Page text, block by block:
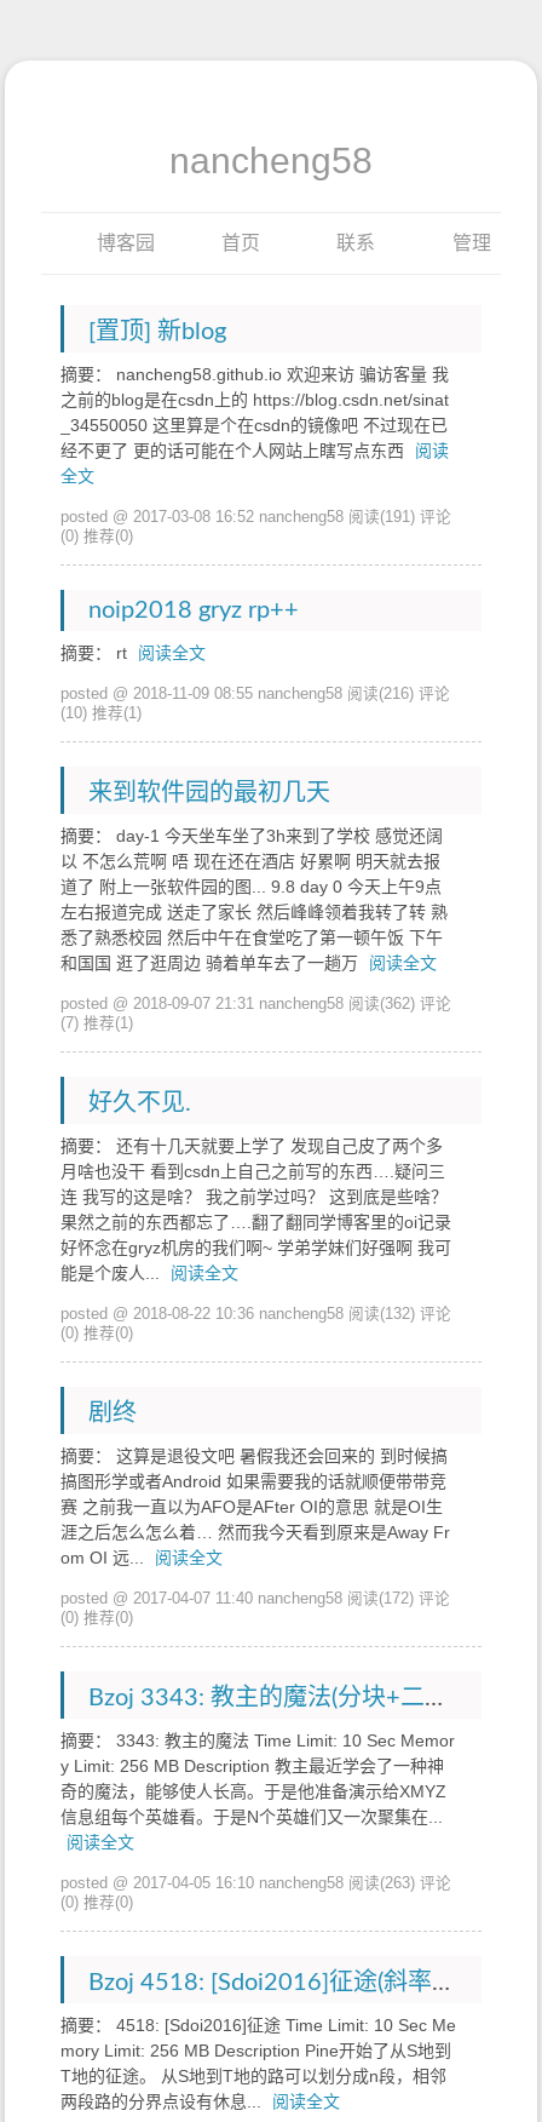
nancheng58
博客园 首页 联系 管理
[置顶] 新blog
摘要： nancheng58.github.io 欢迎来访 骗访客量 我
之前的blog是在csdn上的 https://blog.csdn.net/sinat
_34550050 这里算是个在csdn的镜像吧 不过现在已
经不更了 更的话可能在个人网站上瞎写点东西
阅读
全文
posted @ 2017-03-08 16:52 nancheng58 阅读(191) 评论
(0) 推荐(0)
noip2018 gryz rp++
摘要： rt 阅读全文
posted @ 2018-11-09 08:55 nancheng58 阅读(216) 评论
(10) 推荐(1)
来到软件园的最初几天
摘要： day-1 今天坐车坐了3h来到了学校 感觉还阔
以 不怎么荒啊 唔 现在还在酒店 好累啊 明天就去报
道了 附上一张软件园的图... 9.8 day 0 今天上午9点
左右报道完成 送走了家长 然后峰峰领着我转了转 熟
悉了熟悉校园 然后中午在食堂吃了第一顿午饭 下午
和国国 逛了逛周边 骑着单车去了一趟万
阅读全文
posted @ 2018-09-07 21:31 nancheng58 阅读(362) 评论
(7) 推荐(1)
好久不见.
摘要： 还有十几天就要上学了 发现自己皮了两个多
月啥也没干 看到csdn上自己之前写的东西….疑问三
连 我写的这是啥？ 我之前学过吗？ 这到底是些啥？
果然之前的东西都忘了….翻了翻同学博客里的oi记录
好怀念在gryz机房的我们啊~ 学弟学妹们好强啊 我可
能是个废人...
阅读全文
posted @ 2018-08-22 10:36 nancheng58 阅读(132) 评论
(0) 推荐(0)
剧终
摘要： 这算是退役文吧 暑假我还会回来的 到时候搞
搞图形学或者Android 如果需要我的话就顺便带带竞
赛 之前我一直以为AFO是AFter OI的意思 就是OI生
涯之后怎么怎么着… 然而我今天看到原来是Away Fr
om OI 远...
阅读全文
posted @ 2017-04-07 11:40 nancheng58 阅读(172) 评论
(0) 推荐(0)
Bzoj 3343: 教主的魔法(分块+二分答案)
摘要： 3343: 教主的魔法 Time Limit: 10 Sec Memor
y Limit: 256 MB Description 教主最近学会了一种神
奇的魔法，能够使人长高。于是他准备演示给XMYZ
信息组每个英雄看。于是N个英雄们又一次聚集在...
阅读全文
posted @ 2017-04-05 16:10 nancheng58 阅读(263) 评论
(0) 推荐(0)
Bzoj 4518: [Sdoi2016]征途(斜率优化DP)
摘要： 4518: [Sdoi2016]征途 Time Limit: 10 Sec Me
mory Limit: 256 MB Description Pine开始了从S地到
T地的征途。 从S地到T地的路可以划分成n段，相邻
两段路的分界点设有休息...
阅读全文